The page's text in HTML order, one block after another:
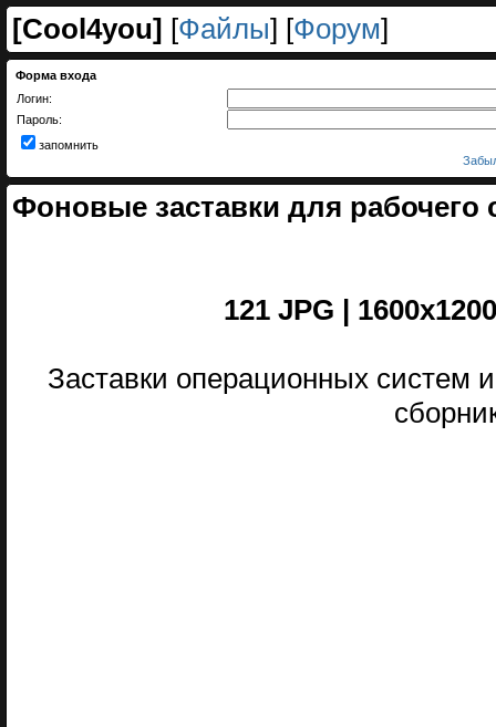
[Cool4you] [Файлы] [Форум]
Форма входа
Логин:
Пароль:
запомнить
Фоновые заставки для
121 JPG |
Заставки операционных систем